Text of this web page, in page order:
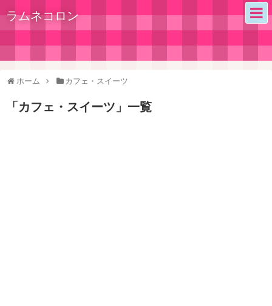
ラムネコロン
ホーム カフェ・スイーツ
「 カフェ・スイーツ 」 一覧